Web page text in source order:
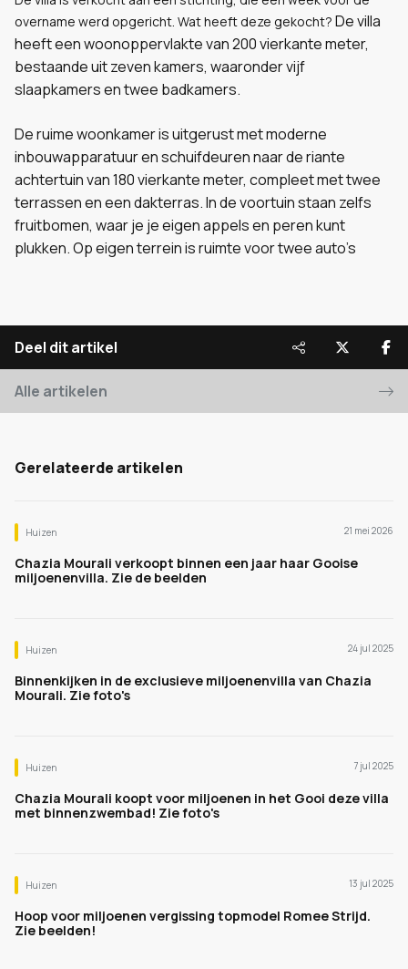
overname werd opgericht. Wat heeft deze gekocht? De villa
heeft een woonoppervlakte van 200 vierkante meter,
bestaande uit zeven kamers, waaronder vijf
slaapkamers en twee badkamers.
De ruime woonkamer is uitgerust met moderne
inbouwapparatuur en schuifdeuren naar de riante
achtertuin van 180 vierkante meter, compleet met twee
terrassen en een dakterras. In de voortuin staan zelfs
fruitbomen, waar je je eigen appels en peren kunt
plukken. Op eigen terrein is ruimte voor twee auto’s
Deel dit artikel
Alle artikelen
Gerelateerde artikelen
Huizen 21 mei 2026
Chazia Mourali verkoopt binnen een jaar haar Gooise
miljoenenvilla. Zie de beelden
Huizen 24 jul 2025
Binnenkijken in de exclusieve miljoenenvilla van Chazia
Mourali. Zie foto's
Huizen 7 jul 2025
Chazia Mourali koopt voor miljoenen in het Gooi deze villa
met binnenzwembad! Zie foto's
Huizen 13 jul 2025
Hoop voor miljoenen vergissing topmodel Romee Strijd.
Zie beelden!